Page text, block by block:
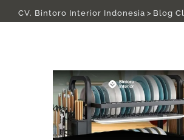
CV. Bintoro Interior Indonesia > Blog